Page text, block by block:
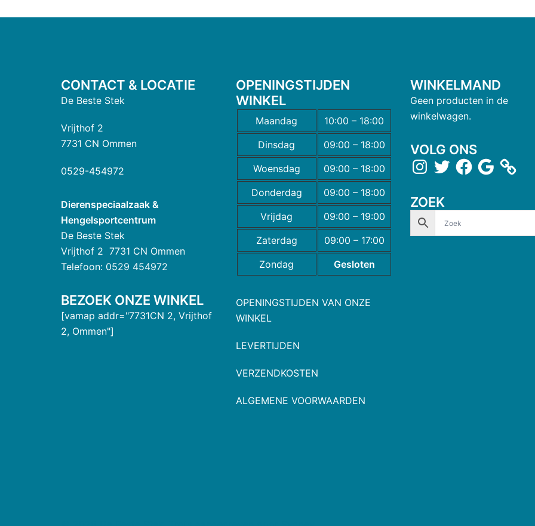
CONTACT & LOCATIE
De Beste Stek
Vrijthof 2
7731 CN Ommen
0529-454972
Dierenspeciaalzaak &
Hengelsportcentrum
De Beste Stek
Vrijthof 2 7731 CN Ommen
Telefoon: 0529 454972
BEZOEK ONZE WINKEL
[vamap addr="7731CN 2, Vrijthof
2, Ommen"]
OPENINGSTIJDEN
WINKEL
Maandag
10:00 – 18:00
Dinsdag
09:00 – 18:00
Woensdag
09:00 – 18:00
Donderdag
09:00 – 18:00
Vrijdag
09:00 – 19:00
Zaterdag
09:00 – 17:00
Zondag
Gesloten
OPENINGSTIJDEN VAN ONZE
WINKEL
LEVERTIJDEN
VERZENDKOSTEN
ALGEMENE VOORWAARDEN
WINKELMAND
Geen producten in de
winkelwagen.
VOLG ONS
ZOEK